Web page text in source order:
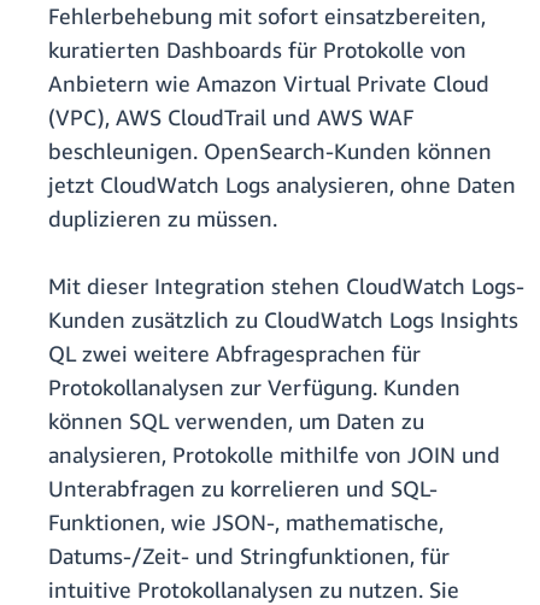
Fehlerbehebung mit sofort einsatzbereiten,
kuratierten Dashboards für Protokolle von
Anbietern wie Amazon Virtual Private Cloud
(VPC), AWS CloudTrail und AWS WAF
beschleunigen. OpenSearch-Kunden können
jetzt CloudWatch Logs analysieren, ohne Daten
duplizieren zu müssen.
Mit dieser Integration stehen CloudWatch Logs-
Kunden zusätzlich zu CloudWatch Logs Insights
QL zwei weitere Abfragesprachen für
Protokollanalysen zur Verfügung. Kunden
können SQL verwenden, um Daten zu
analysieren, Protokolle mithilfe von JOIN und
Unterabfragen zu korrelieren und SQL-
Funktionen, wie JSON-, mathematische,
Datums-/Zeit- und Stringfunktionen, für
intuitive Protokollanalysen zu nutzen. Sie